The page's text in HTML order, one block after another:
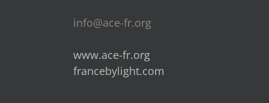
info@ace-fr.org
www.ace-fr.org
francebylight.com